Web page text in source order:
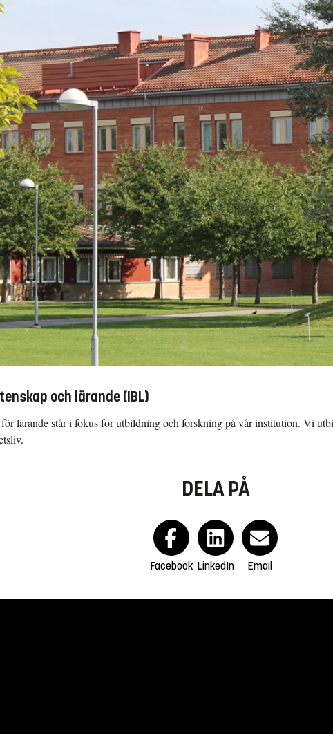
och lärande (IBL)
lärande står i fokus för utbildning och forskning på vår institution. Vi
DELA PÅ
Facebook LinkedIn Email